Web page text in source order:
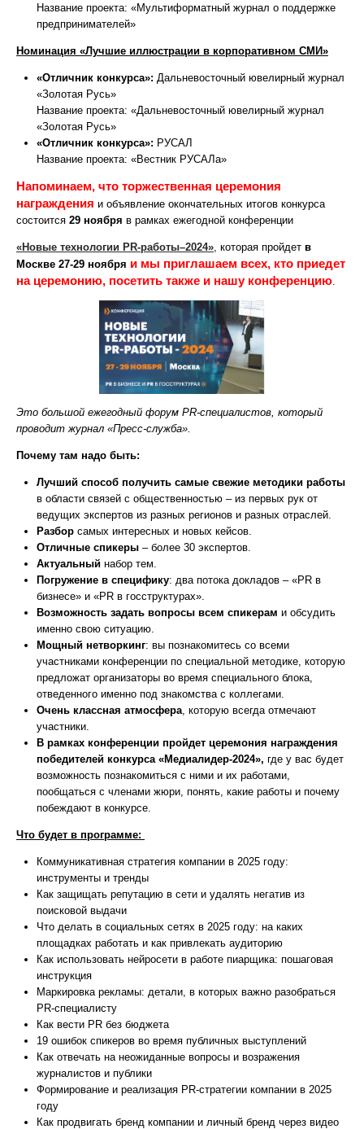
Название проекта: «Мультиформатный журнал о поддержке
предпринимателей»
Номинация «Лучшие иллюстрации в корпоративном СМИ»
«Отличник конкурса»: Дальневосточный ювелирный журнал
«Золотая Русь»
Название проекта: «Дальневосточный ювелирный журнал
«Золотая Русь»
«Отличник конкурса»: РУСАЛ
Название проекта: «Вестник РУСАЛа»
Напоминаем, что торжественная церемония
награждения и объявление окончательных итогов конкурса
состоится 29 ноября в рамках ежегодной конференции
«Новые технологии PR-работы–2024», которая пройдет в
Москве 27-29 ноября и мы приглашаем всех, кто приедет
на церемонию, посетить также и нашу конференцию.
Это большой ежегодный форум PR-специалистов, который
проводит журнал «Пресс-служба».
Почему там надо быть:
Лучший способ получить самые свежие методики работы
в области связей с общественностью – из первых рук от
ведущих экспертов из разных регионов и разных отраслей.
Разбор самых интересных и новых кейсов.
Отличные спикеры – более 30 экспертов.
Актуальный набор тем.
Погружение в специфику: два потока докладов – «PR в
бизнесе» и «PR в госструктурах».
Возможность задать вопросы всем спикерам и обсудить
именно свою ситуацию.
Мощный нетворкинг: вы познакомитесь со всеми
участниками конференции по специальной методике, которую
предложат организаторы во время специального блока,
отведенного именно под знакомства с коллегами.
Очень классная атмосфера , которую всегда отмечают
участники.
В рамках конференции пройдет церемония награждения
победителей конкурса «Медиалидер-2024», где у вас будет
возможность познакомиться с ними и их работами,
пообщаться с членами жюри, понять, какие работы и почему
побеждают в конкурсе.
Что будет в программе:
Коммуникативная стратегия компании в 2025 году:
инструменты и тренды
Как защищать репутацию в сети и удалять негатив из
поисковой выдачи
Что делать в социальных сетях в 2025 году: на каких
площадках работать и как привлекать аудиторию
Как использовать нейросети в работе пиарщика: пошаговая
инструкция
Маркировка рекламы: детали, в которых важно разобраться
PR-специалисту
Как вести PR без бюджета
19 ошибок спикеров во время публичных выступлений
Как отвечать на неожиданные вопросы и возражения
журналистов и публики
Формирование и реализация PR-стратегии компании в 2025
году
Как продвигать бренд компании и личный бренд через видео